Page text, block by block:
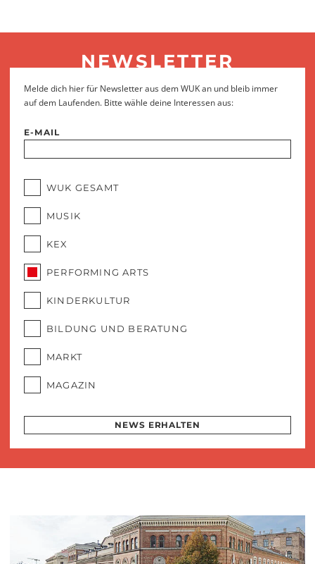
NEWSLETTER
Melde dich hier für Newsletter aus dem WUK an und bleib immer
auf dem Laufenden. Bitte wähle deine Interessen aus:
E-MAIL
WUK GESAMT
MUSIK
KEX
PERFORMING ARTS
KINDERKULTUR
BILDUNG UND BERATUNG
MARKT
MAGAZIN
NEWS ERHALTEN